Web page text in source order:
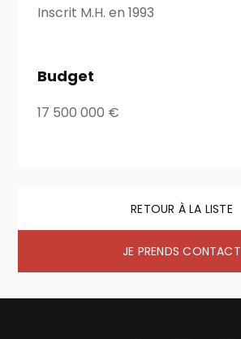
Inscrit M.H. en 1993
Budget
17 500 000 €
RETOUR À LA LISTE
JE PRENDS CONTACT